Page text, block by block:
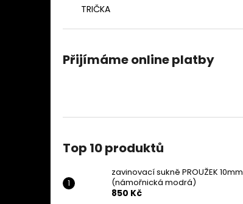
TRIČKA
Přijímáme online platby
Top 10 produktů
zavinovací sukně PROUŽEK 10mm
(námořnická modrá)
850 Kč